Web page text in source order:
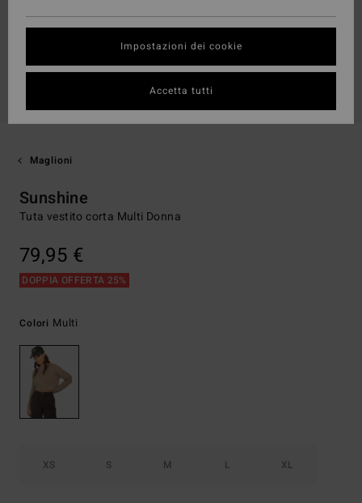
Maglioni
Sunshine
Tuta vestito corta Multi Donna
79,95 €
DOPPIA OFFERTA 25%
Colori Multi
XS S M L XL
Impostazioni dei cookie
Accetta tutti